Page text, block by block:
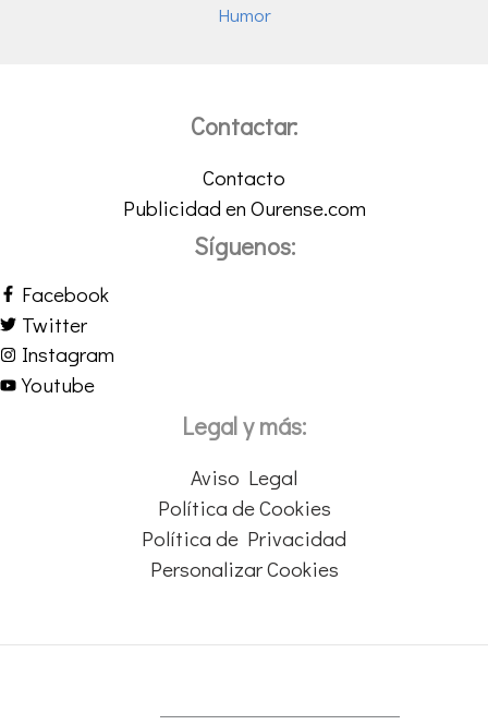
Humor
Contactar:
Contacto
Publicidad en Ourense.com
Síguenos:
Facebook
Twitter
Instagram
Youtube
Legal y más:
Aviso Legal
Política de Cookies
Política de Privacidad
Personalizar Cookies